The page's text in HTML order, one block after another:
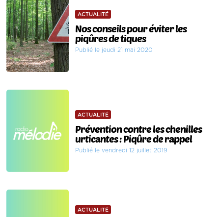
ACTUALITÉ
Nos conseils pour éviter les
piqûres de tiques
Publié le jeudi 21 mai 2020
ACTUALITÉ
Prévention contre les chenilles
urticantes : Piqûre de rappel
Publié le vendredi 12 juillet 2019
ACTUALITÉ